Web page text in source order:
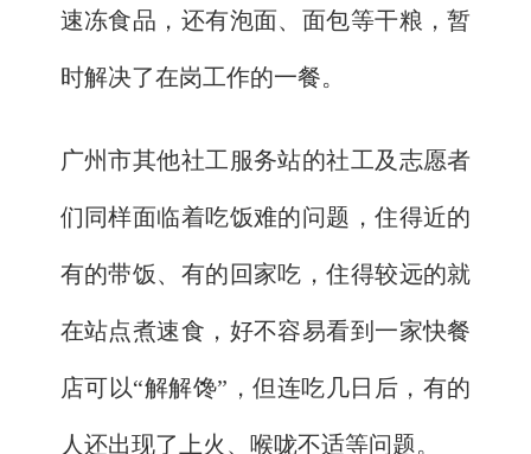
速冻食品，还有泡面、面包等干粮，暂
时解决了在岗工作的一餐。
广州市其他社工服务站的社工及志愿者
们同样面临着吃饭难的问题，住得近的
有的带饭、有的回家吃，住得较远的就
在站点煮速食，好不容易看到一家快餐
店可以“解解馋”，但连吃几日后，有的
人还出现了上火、喉咙不适等问题。